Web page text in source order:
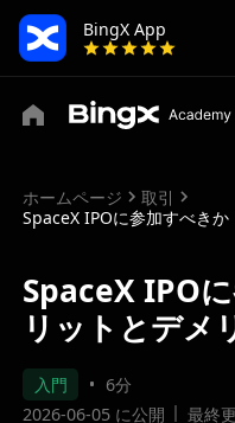
BingX App
ホームページ
取引
SpaceX IPOに参加すべきか
SpaceX IPO
リットとデメ
入門
6分
2026-06-05 に公開
最終